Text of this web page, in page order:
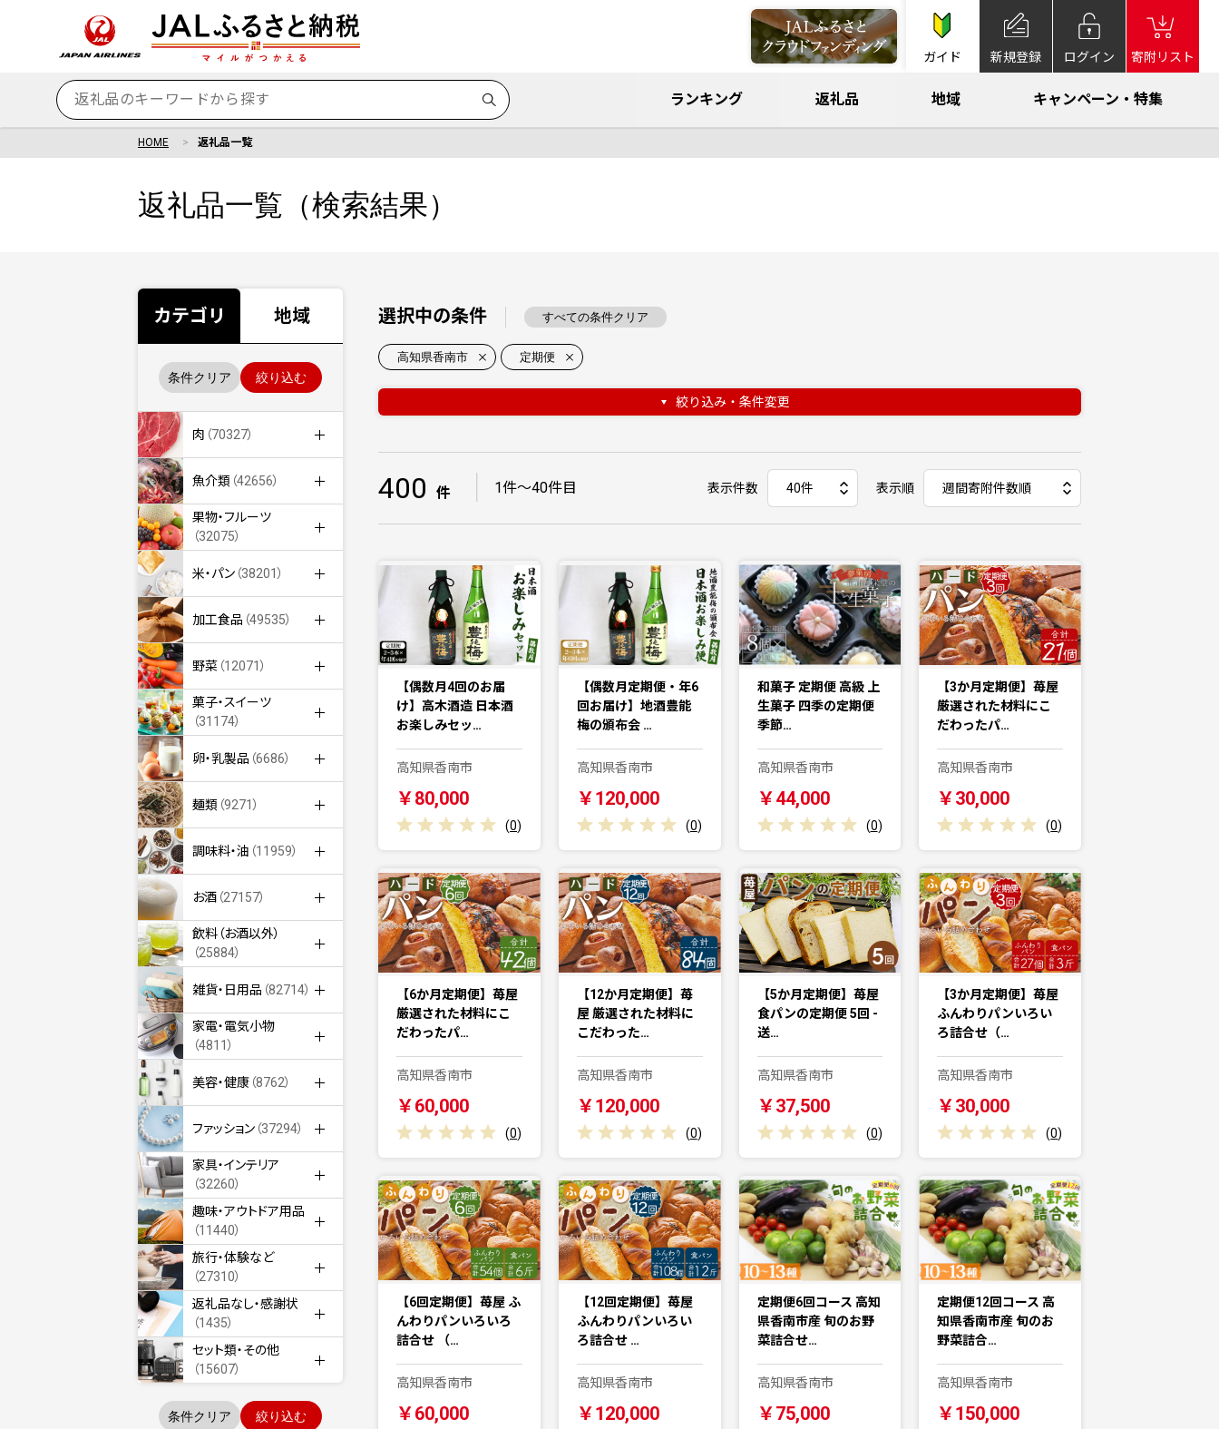
ガイド 新規登録 ログイン 寄附リスト
ランキング 返礼品 地域 キャンペーン・特集
HOME 返礼品一覧
返礼品一覧（検索結果）
カテゴリ 地域
条件クリア 絞り込む
肉 （70327）
魚介類 （42656）
果物・フルーツ
（32075）
米・パン （38201）
加工食品 （49535）
野菜 （12071）
菓子・スイーツ
（31174）
卵・乳製品 （6686）
麺類 （9271）
調味料・油 （11959）
お酒 （27157）
飲料（お酒以外）
（25884）
雑貨・日用品 （82714）
家電・電気小物
（4811）
美容・健康 （8762）
ファッション （37294）
家具・インテリア
（32260）
趣味・アウトドア用品
（11440）
旅行・体験など
（27310）
返礼品なし・感謝状
（1435）
セット類・その他
（15607）
条件クリア 絞り込む
選択中の条件 すべての条件クリア
高知県香南市 定期便
絞り込み・条件変更
400 件 1件〜40件目 表示件数 表示順
【偶数月4回のお届
け】高木酒造 日本酒
お楽しみセッ…
高知県香南市
￥80,000
(0)
【偶数月定期便・年6
回お届け】地酒豊能
梅の頒布会 …
高知県香南市
￥120,000
(0)
和菓子 定期便 高級 上
生菓子 四季の定期便
季節…
高知県香南市
￥44,000
(0)
【3か月定期便】苺屋
厳選された材料にこ
だわったパ…
高知県香南市
￥30,000
(0)
【6か月定期便】苺屋
厳選された材料にこ
だわったパ…
高知県香南市
￥60,000
(0)
【12か月定期便】苺
屋 厳選された材料に
こだわった…
高知県香南市
￥120,000
(0)
【5か月定期便】苺屋
食パンの定期便 5回 -
送…
高知県香南市
￥37,500
(0)
【3か月定期便】苺屋
ふんわりパンいろい
ろ詰合せ（…
高知県香南市
￥30,000
(0)
【6回定期便】苺屋 ふ
んわりパンいろいろ
詰合せ （…
高知県香南市
￥60,000
【12回定期便】苺屋
ふんわりパンいろい
ろ詰合せ …
高知県香南市
￥120,000
定期便6回コース 高知
県香南市産 旬のお野
菜詰合せ…
高知県香南市
￥75,000
定期便12回コース 高
知県香南市産 旬のお
野菜詰合…
高知県香南市
￥150,000